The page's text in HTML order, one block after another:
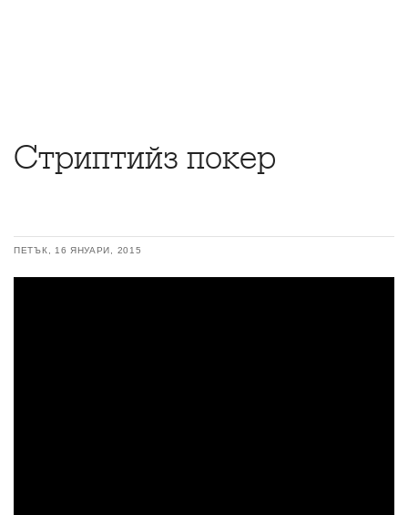
Стриптийз покер
ПЕТЪК, 16 ЯНУАРИ, 2015